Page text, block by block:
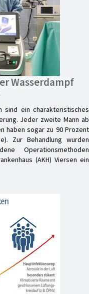
Wasserdampf
sind ein charakteristisches
Jeder zweite Mann ab
haben sogar zu 90 Prozent
Zur Behandlung wurden
Operationsmethoden
(AKH) Viersen ein